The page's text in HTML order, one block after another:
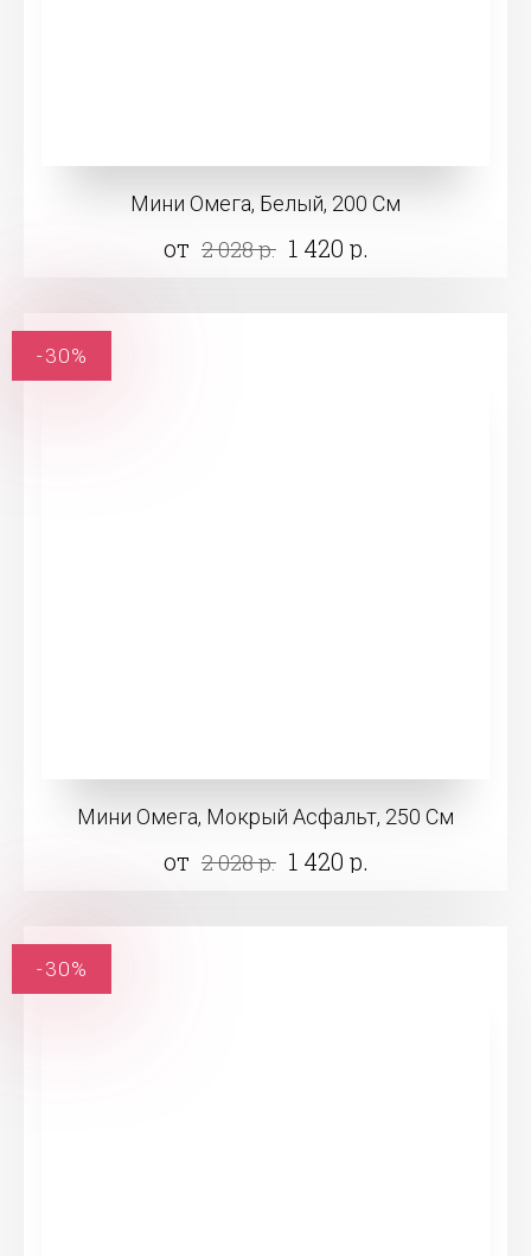
Мини Омега, Белый, 200 См
от 2 028 р. 1 420 р.
Мини Омега, Мокрый Асфальт, 250 См
от 2 028 р. 1 420 р.
-30%
-30%